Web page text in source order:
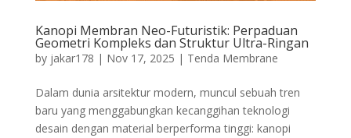
Kanopi Membran Neo-Futuristik: Perpaduan
Geometri Kompleks dan Struktur Ultra-Ringan
by jakar178 | Nov 17, 2025 | Tenda Membrane
Dalam dunia arsitektur modern, muncul sebuah tren
baru yang menggabungkan kecanggihan teknologi
desain dengan material berperforma tinggi: kanopi